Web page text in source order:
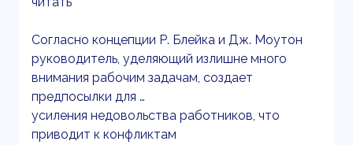
Согласно концепции Р. Блейка и Дж. Моутон
руководитель, уделяющий излишне много
внимания рабочим задачам, создает
предпосылки для …
усиления недовольства работников, что
приводит к конфликтам